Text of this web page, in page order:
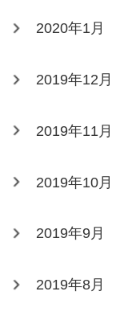
2020年1月
2019年12月
2019年11月
2019年10月
2019年9月
2019年8月